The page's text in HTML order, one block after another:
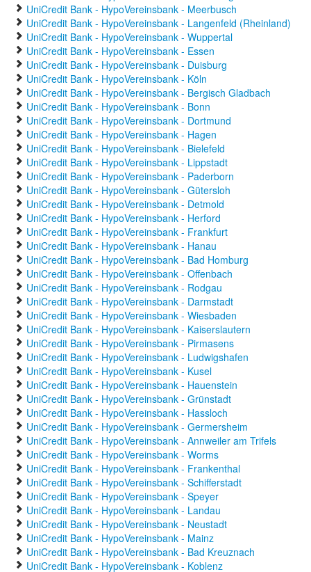
UniCredit Bank - HypoVereinsbank - Meerbusch
UniCredit Bank - HypoVereinsbank - Langenfeld (Rheinland)
UniCredit Bank - HypoVereinsbank - Wuppertal
UniCredit Bank - HypoVereinsbank - Essen
UniCredit Bank - HypoVereinsbank - Duisburg
UniCredit Bank - HypoVereinsbank - Köln
UniCredit Bank - HypoVereinsbank - Bergisch Gladbach
UniCredit Bank - HypoVereinsbank - Bonn
UniCredit Bank - HypoVereinsbank - Dortmund
UniCredit Bank - HypoVereinsbank - Hagen
UniCredit Bank - HypoVereinsbank - Bielefeld
UniCredit Bank - HypoVereinsbank - Lippstadt
UniCredit Bank - HypoVereinsbank - Paderborn
UniCredit Bank - HypoVereinsbank - Gütersloh
UniCredit Bank - HypoVereinsbank - Detmold
UniCredit Bank - HypoVereinsbank - Herford
UniCredit Bank - HypoVereinsbank - Frankfurt
UniCredit Bank - HypoVereinsbank - Hanau
UniCredit Bank - HypoVereinsbank - Bad Homburg
UniCredit Bank - HypoVereinsbank - Offenbach
UniCredit Bank - HypoVereinsbank - Rodgau
UniCredit Bank - HypoVereinsbank - Darmstadt
UniCredit Bank - HypoVereinsbank - Wiesbaden
UniCredit Bank - HypoVereinsbank - Kaiserslautern
UniCredit Bank - HypoVereinsbank - Pirmasens
UniCredit Bank - HypoVereinsbank - Ludwigshafen
UniCredit Bank - HypoVereinsbank - Kusel
UniCredit Bank - HypoVereinsbank - Hauenstein
UniCredit Bank - HypoVereinsbank - Grünstadt
UniCredit Bank - HypoVereinsbank - Hassloch
UniCredit Bank - HypoVereinsbank - Germersheim
UniCredit Bank - HypoVereinsbank - Annweiler am Trifels
UniCredit Bank - HypoVereinsbank - Worms
UniCredit Bank - HypoVereinsbank - Frankenthal
UniCredit Bank - HypoVereinsbank - Schifferstadt
UniCredit Bank - HypoVereinsbank - Speyer
UniCredit Bank - HypoVereinsbank - Landau
UniCredit Bank - HypoVereinsbank - Neustadt
UniCredit Bank - HypoVereinsbank - Mainz
UniCredit Bank - HypoVereinsbank - Bad Kreuznach
UniCredit Bank - HypoVereinsbank - Koblenz